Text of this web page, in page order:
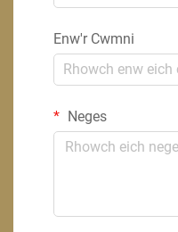
Enw'r Cwmni
Neges